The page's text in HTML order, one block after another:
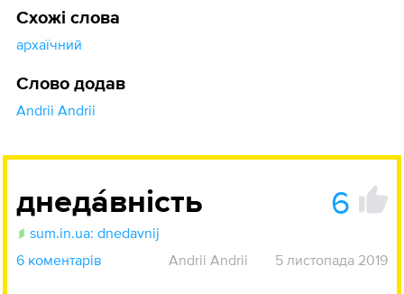
Схожі слова
архаїчний
Слово додав
Andrii Andrii
днедáвність 6
sum.in.ua: dnedavnij
6 коментарів
Andrii Andrii 5 листопада 2019